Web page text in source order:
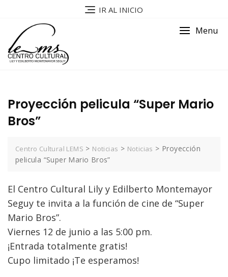
IR AL INICIO
Menu
Proyección pelicula “Super Mario
Bros”
Centro Cultural LEMS > Noticias > Noticias > Proyección
pelicula “Super Mario Bros”
El Centro Cultural Lily y Edilberto Montemayor
Seguy te invita a la función de cine de “Super
Mario Bros”.
Viernes 12 de junio a las 5:00 pm.
¡Entrada totalmente gratis!
Cupo limitado ¡Te esperamos!